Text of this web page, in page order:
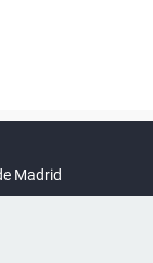
Madrid